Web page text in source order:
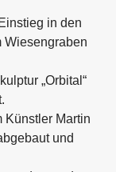
in den
Wiesengraben
„Orbital“
Künstler Martin
und